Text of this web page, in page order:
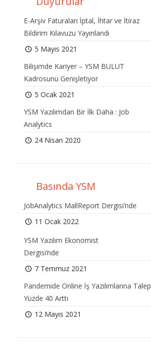
E-Arşiv Faturaları İptal, İhtar ve İtiraz
Bildirim Kılavuzu Yayınlandı
5 Mayıs 2021
Bilişimde Kariyer – YSM BULUT
Kadrosunu Genişletiyor
5 Ocak 2021
YSM Yazılımdan Bir İlk Daha : Job
Analytics
24 Nisan 2020
Basında YSM
JobAnalytics MallReport Dergisi’nde
11 Ocak 2022
YSM Yazılım Ekonomist
Dergisi’nde
7 Temmuz 2021
Pandemide Online İş Yazılımlarına Talep
Yüzde 40 Arttı
12 Mayıs 2021